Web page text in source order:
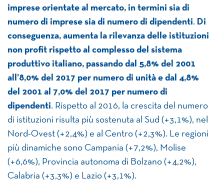
imprese orientate al mercato, in termini sia di
numero di imprese sia di numero di dipendenti. Di
conseguenza, aumenta la rilevanza delle istituzioni
non profit rispetto al complesso del sistema
produttivo italiano, passando dal 5,8% del 2001
all’8,0% del 2017 per numero di unità e dal 4,8%
del 2001 al 7,0% del 2017 per numero di
dipendenti. Rispetto al 2016, la crescita del numero
di istituzioni risulta più sostenuta al Sud (+3,1%), nel
Nord-Ovest (+2,4%) e al Centro (+2,3%). Le regioni
più dinamiche sono Campania (+7,2%), Molise
(+6,6%), Provincia autonoma di Bolzano (+4,2%),
Calabria (+3,3%) e Lazio (+3,1%).